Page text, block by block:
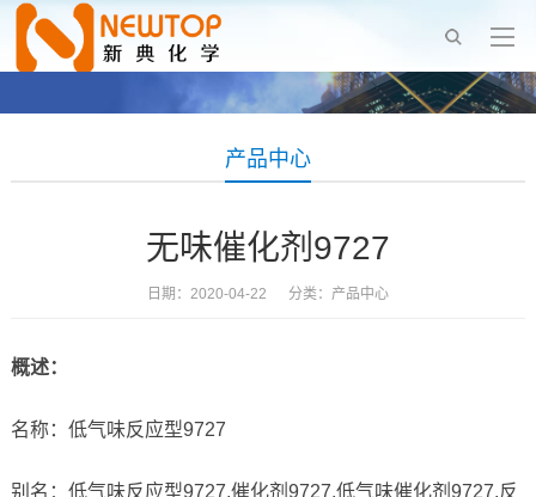
产品中心
无味催化剂9727
日期：2020-04-22 分类： 产品中心
概述：
名称：低气味反应型9727
别名：低气味反应型9727,催化剂9727,低气味催化剂9727,反